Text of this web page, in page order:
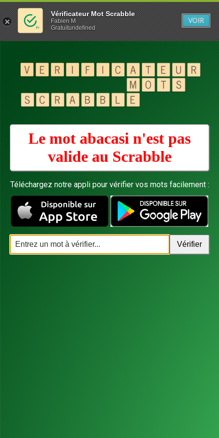
Le mot abacasi n'est pas
valide au Scrabble
Téléchargez notre appli pour vérifier vos mots facilement :
Vérificateur Mot Scrabble
Fabien M
Gratuitundefined
VOIR